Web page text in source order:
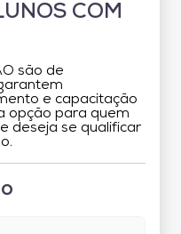
COM
são de
e capacitação
opção para quem
deseja se qualificar